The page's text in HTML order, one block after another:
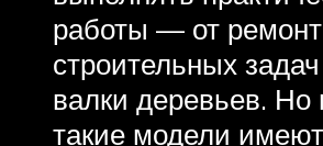
работы — от
строительных
валки деревьев. Но
такие модели